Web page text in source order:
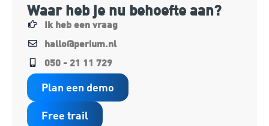
Waar heb je nu behoefte aan?
Ik heb een vraag
hallo@perium.nl
050 - 21 11 729
Plan een demo
Free trail